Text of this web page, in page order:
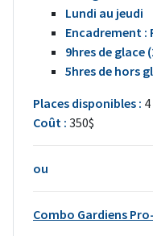
Lundi au jeudi
Encadrement :
9hres de glace
5hres de hors
Places disponibles : 4
Coût : 350$
ou
Combo Gardiens